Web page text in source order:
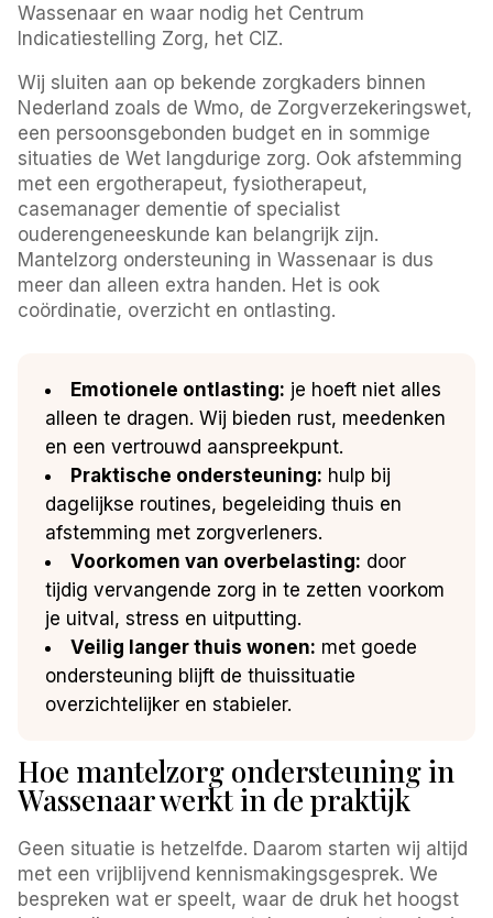
Wassenaar en waar nodig het Centrum
Indicatiestelling Zorg, het CIZ.
Wij sluiten aan op bekende zorgkaders binnen
Nederland zoals de Wmo, de Zorgverzekeringswet,
een persoonsgebonden budget en in sommige
situaties de Wet langdurige zorg. Ook afstemming
met een ergotherapeut, fysiotherapeut,
casemanager dementie of specialist
ouderengeneeskunde kan belangrijk zijn.
Mantelzorg ondersteuning in Wassenaar is dus
meer dan alleen extra handen. Het is ook
coördinatie, overzicht en ontlasting.
Emotionele ontlasting: je hoeft niet alles
alleen te dragen. Wij bieden rust, meedenken
en een vertrouwd aanspreekpunt.
Praktische ondersteuning: hulp bij
dagelijkse routines, begeleiding thuis en
afstemming met zorgverleners.
Voorkomen van overbelasting: door
tijdig vervangende zorg in te zetten voorkom
je uitval, stress en uitputting.
Veilig langer thuis wonen: met goede
ondersteuning blijft de thuissituatie
overzichtelijker en stabieler.
Hoe mantelzorg ondersteuning in
Wassenaar werkt in de praktijk
Geen situatie is hetzelfde. Daarom starten wij altijd
met een vrijblijvend kennismakingsgesprek. We
bespreken wat er speelt, waar de druk het hoogst